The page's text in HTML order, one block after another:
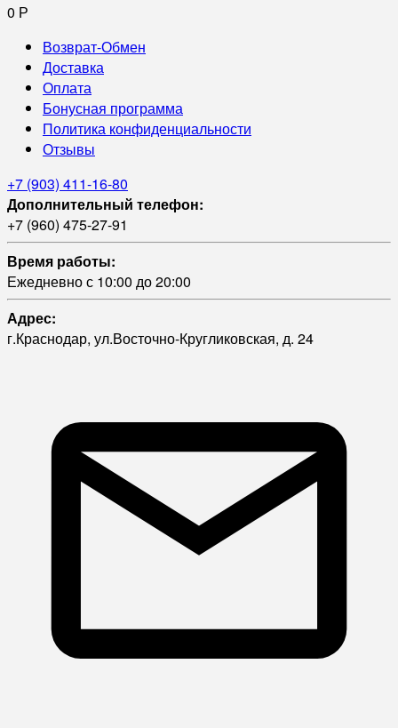
0 Р
Возврат-Обмен
Доставка
Оплата
Бонусная программа
Политика конфиденциальности
Отзывы
+7 (903) 411-16-80
Дополнительный телефон:
+7 (960) 475-27-91
Время работы:
Ежедневно с 10:00 до 20:00
Адрес:
г.Краснодар, ул.Восточно-Кругликовская, д. 24